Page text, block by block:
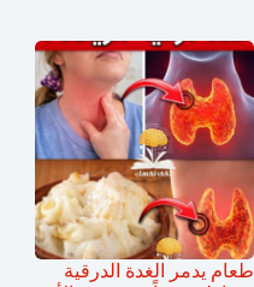
طعام يدمر الغدة الدرقية